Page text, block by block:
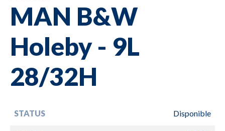
MAN B&W
Holeby - 9L
28/32H
STATUS Disponible